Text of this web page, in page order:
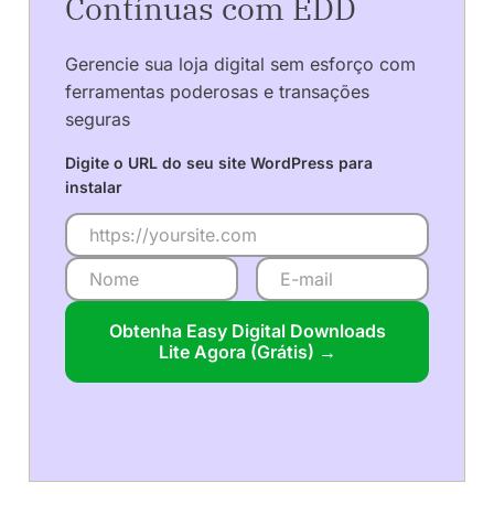
Contínuas com EDD
Gerencie sua loja digital sem esforço com
ferramentas poderosas e transações
seguras
Digite o URL do seu site WordPress para
instalar
Obtenha Easy Digital Downloads
Lite Agora (Grátis) →